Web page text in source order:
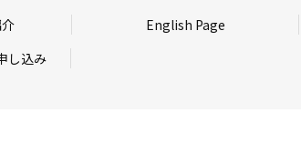
English Page
し込み